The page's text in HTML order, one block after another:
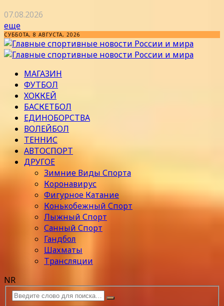
07.08.2026
еще
СУББОТА, 8 АВГУСТА, 2026
МАГАЗИН
ФУТБОЛ
ХОККЕЙ
БАСКЕТБОЛ
ЕДИНОБОРСТВА
ВОЛЕЙБОЛ
ТЕННИС
АВТОСПОРТ
ДРУГОЕ
Зимние Виды Спорта
Коронавирус
Фигурное Катание
Конькобежный Спорт
Лыжный Спорт
Санный Спорт
Гандбол
Шахматы
Трансляции
NR